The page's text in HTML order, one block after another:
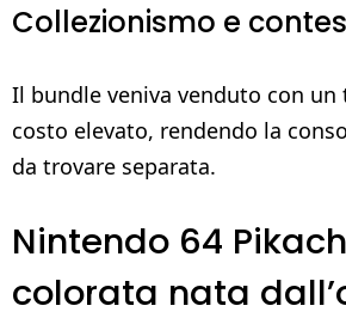
Collezionismo e
Il bundle veniva venduto con un
costo elevato, rendendo la
da trovare separata.
Nintendo 64
colorata nata